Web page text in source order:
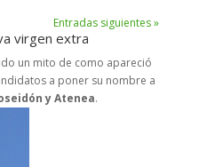
Entradas siguientes »
virgen extra
un mito de como apareció
a poner su nombre a
y Atenea.